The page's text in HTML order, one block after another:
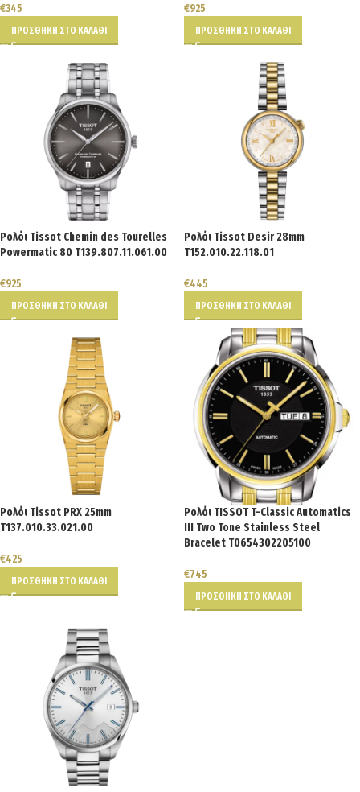
€345
ΠΡΟΣΘΉΚΗ ΣΤΟ ΚΑΛΆΘΙ
€925
ΠΡΟΣΘΉΚΗ ΣΤΟ ΚΑΛΆΘΙ
Ρολόι Tissot Chemin des Tourelles
Powermatic 80 T139.807.11.061.00
€925
ΠΡΟΣΘΉΚΗ ΣΤΟ ΚΑΛΆΘΙ
Ρολόι Tissot Desir 28mm
T152.010.22.118.01
€445
ΠΡΟΣΘΉΚΗ ΣΤΟ ΚΑΛΆΘΙ
Ρολόι Tissot PRX 25mm
T137.010.33.021.00
€425
ΠΡΟΣΘΉΚΗ ΣΤΟ ΚΑΛΆΘΙ
Ρολόι TISSOT T-Classic Automatics
III Two Tone Stainless Steel
Bracelet T0654302205100
€745
ΠΡΟΣΘΉΚΗ ΣΤΟ ΚΑΛΆΘΙ